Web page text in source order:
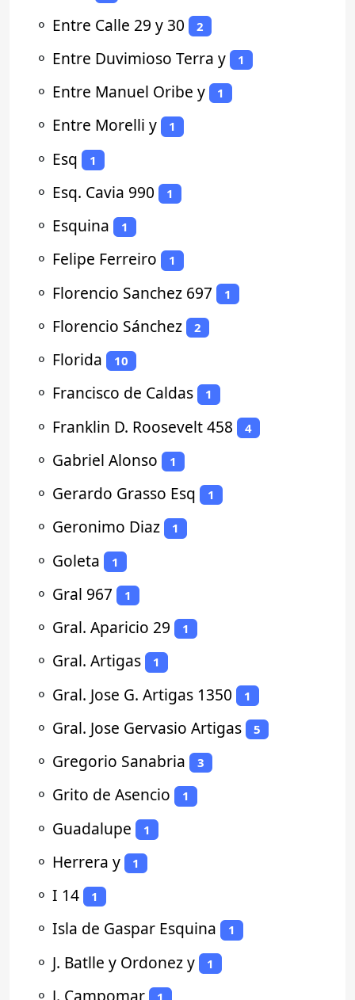
⚬ Entre Calle 29 y 30 2
⚬ Entre Duvimioso Terra y 1
⚬ Entre Manuel Oribe y 1
⚬ Entre Morelli y 1
⚬ Esq 1
⚬ Esq. Cavia 990 1
⚬ Esquina 1
⚬ Felipe Ferreiro 1
⚬ Florencio Sanchez 697 1
⚬ Florencio Sánchez 2
⚬ Florida 10
⚬ Francisco de Caldas 1
⚬ Franklin D. Roosevelt 458 4
⚬ Gabriel Alonso 1
⚬ Gerardo Grasso Esq 1
⚬ Geronimo Diaz 1
⚬ Goleta 1
⚬ Gral 967 1
⚬ Gral. Aparicio 29 1
⚬ Gral. Artigas 1
⚬ Gral. Jose G. Artigas 1350 1
⚬ Gral. Jose Gervasio Artigas 5
⚬ Gregorio Sanabria 3
⚬ Grito de Asencio 1
⚬ Guadalupe 1
⚬ Herrera y 1
⚬ I 14 1
⚬ Isla de Gaspar Esquina 1
⚬ J. Batlle y Ordonez y 1
⚬ J. Campomar 1